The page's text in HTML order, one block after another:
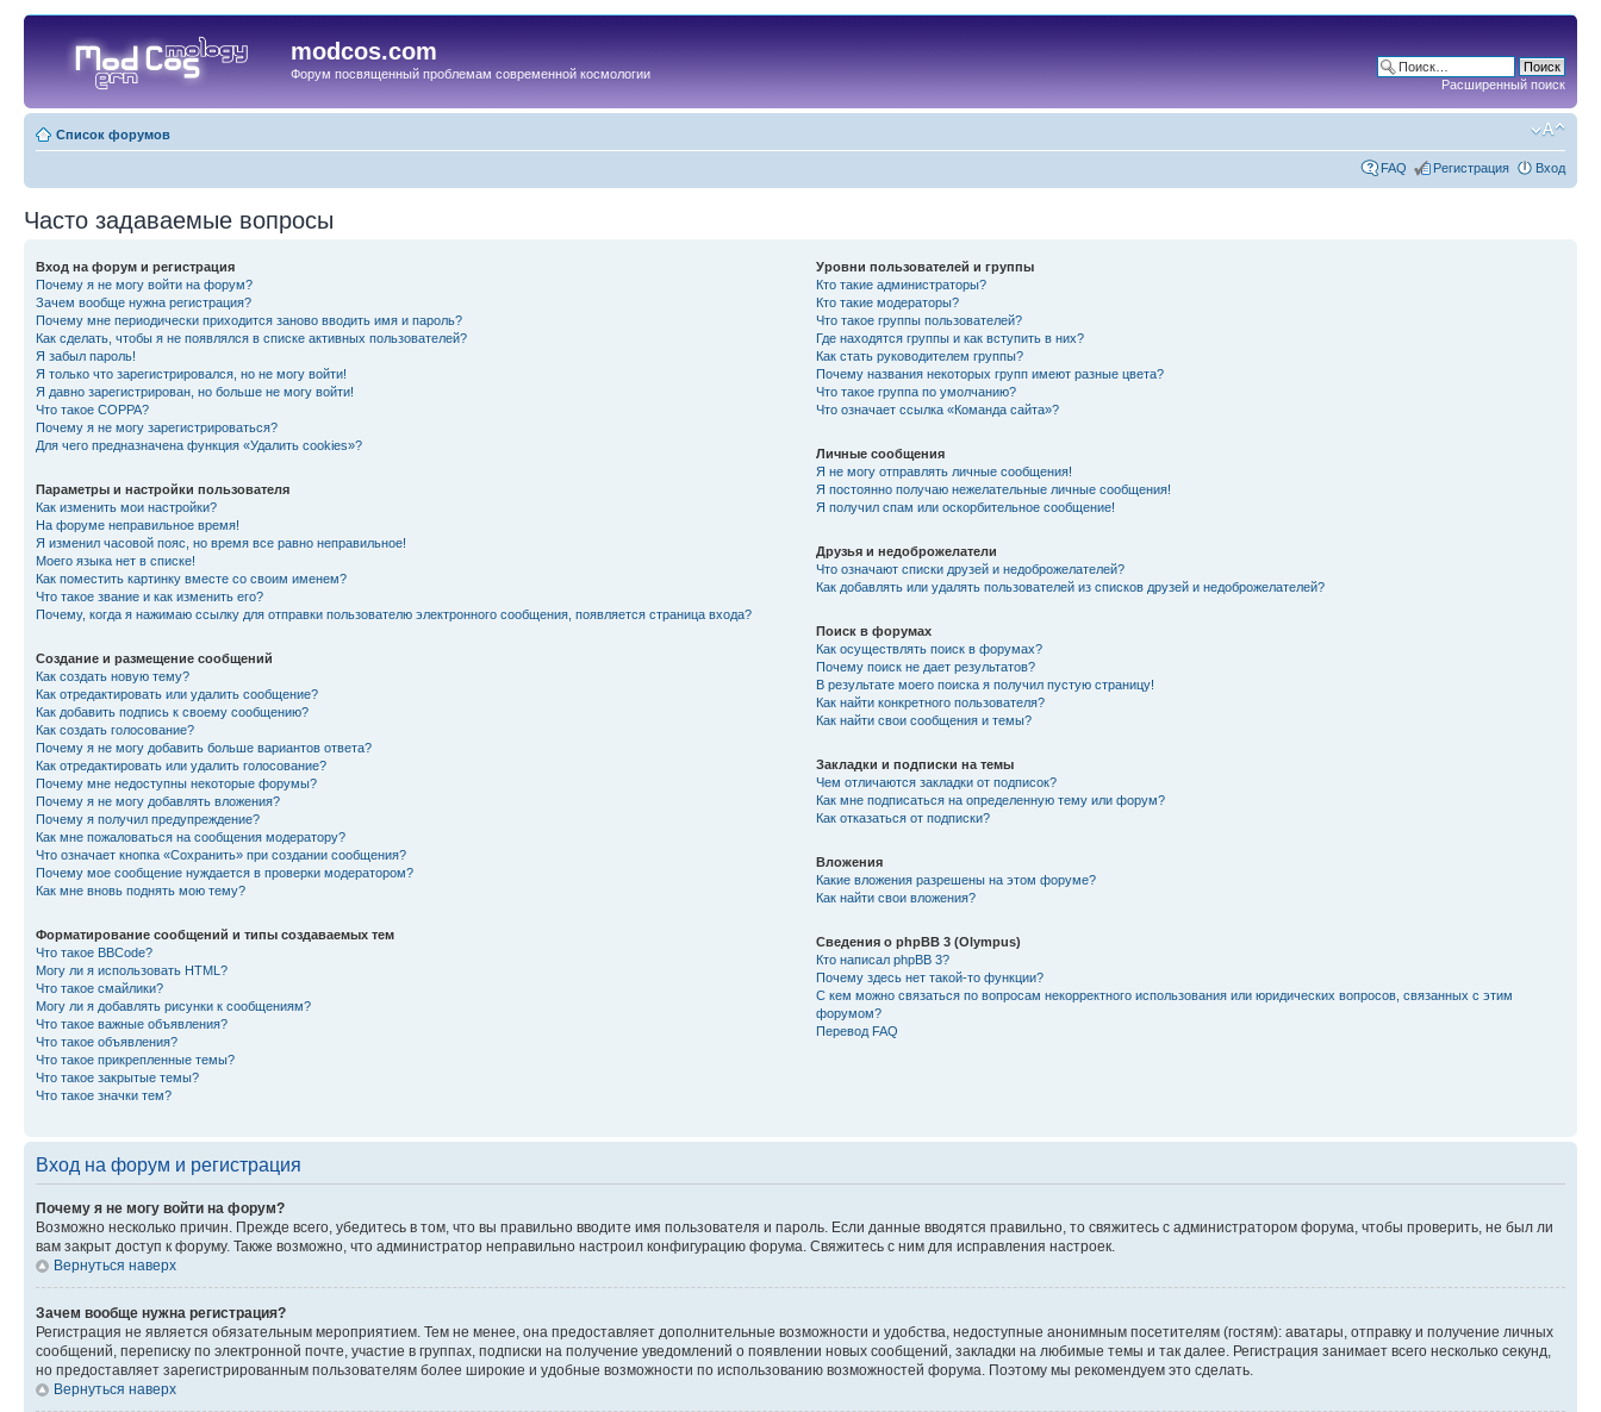
modcos.com
Форум посвященный проблемам современной космологии
Расширенный поиск
Список форумов
FAQ Регистрация Вход
Часто задаваемые вопросы
Вход на форум и регистрация
Почему я не могу войти на форум?
Зачем вообще нужна регистрация?
Почему мне периодически приходится заново вводить имя и пароль?
Как сделать, чтобы я не появлялся в списке активных пользователей?
Я забыл пароль!
Я только что зарегистрировался, но не могу войти!
Я давно зарегистрирован, но больше не могу войти!
Что такое COPPA?
Почему я не могу зарегистрироваться?
Для чего предназначена функция «Удалить cookies»?
Параметры и настройки пользователя
Как изменить мои настройки?
На форуме неправильное время!
Я изменил часовой пояс, но время все равно неправильное!
Моего языка нет в списке!
Как поместить картинку вместе со своим именем?
Что такое звание и как изменить его?
Почему, когда я нажимаю ссылку для отправки пользователю электронного сообщения, появляется страница входа?
Создание и размещение сообщений
Как создать новую тему?
Как отредактировать или удалить сообщение?
Как добавить подпись к своему сообщению?
Как создать голосование?
Почему я не могу добавить больше вариантов ответа?
Как отредактировать или удалить голосование?
Почему мне недоступны некоторые форумы?
Почему я не могу добавлять вложения?
Почему я получил предупреждение?
Как мне пожаловаться на сообщения модератору?
Что означает кнопка «Сохранить» при создании сообщения?
Почему мое сообщение нуждается в проверки модератором?
Как мне вновь поднять мою тему?
Форматирование сообщений и типы создаваемых тем
Что такое BBCode?
Могу ли я использовать HTML?
Что такое смайлики?
Могу ли я добавлять рисунки к сообщениям?
Что такое важные объявления?
Что такое объявления?
Что такое прикрепленные темы?
Что такое закрытые темы?
Что такое значки тем?
Уровни пользователей и группы
Кто такие администраторы?
Кто такие модераторы?
Что такое группы пользователей?
Где находятся группы и как вступить в них?
Как стать руководителем группы?
Почему названия некоторых групп имеют разные цвета?
Что такое группа по умолчанию?
Что означает ссылка «Команда сайта»?
Личные сообщения
Я не могу отправлять личные сообщения!
Я постоянно получаю нежелательные личные сообщения!
Я получил спам или оскорбительное сообщение!
Друзья и недоброжелатели
Что означают списки друзей и недоброжелателей?
Как добавлять или удалять пользователей из списков друзей и недоброжелателей?
Поиск в форумах
Как осуществлять поиск в форумах?
Почему поиск не дает результатов?
В результате моего поиска я получил пустую страницу!
Как найти конкретного пользователя?
Как найти свои сообщения и темы?
Закладки и подписки на темы
Чем отличаются закладки от подписок?
Как мне подписаться на определенную тему или форум?
Как отказаться от подписки?
Вложения
Какие вложения разрешены на этом форуме?
Как найти свои вложения?
Сведения о phpBB 3 (Olympus)
Кто написал phpBB 3?
Почему здесь нет такой-то функции?
С кем можно связаться по вопросам некорректного использования или юридических вопросов, связанных с этим
форумом?
Перевод FAQ
Вход на форум и регистрация
Почему я не могу войти на форум?
Возможно несколько причин. Прежде всего, убедитесь в том, что вы правильно вводите имя пользователя и пароль. Если данные вводятся правильно, то свяжитесь с администратором форума, чтобы проверить, не был ли
вам закрыт доступ к форуму. Также возможно, что администратор неправильно настроил конфигурацию форума. Свяжитесь с ним для исправления настроек.
Вернуться наверх
Зачем вообще нужна регистрация?
Регистрация не является обязательным мероприятием. Тем не менее, она предоставляет дополнительные возможности и удобства, недоступные анонимным посетителям (гостям): аватары, отправку и получение личных
сообщений, переписку по электронной почте, участие в группах, подписки на получение уведомлений о появлении новых сообщений, закладки на любимые темы и так далее. Регистрация занимает всего несколько секунд,
но предоставляет зарегистрированным пользователям более широкие и удобные возможности по использованию возможностей форума. Поэтому мы рекомендуем это сделать.
Вернуться наверх